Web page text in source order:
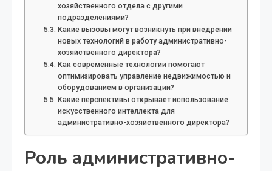
хозяйственного отдела с другими
подразделениями?
Какие вызовы могут возникнуть при внедрении
новых технологий в работу административно-
хозяйственного директора?
Как современные технологии помогают
оптимизировать управление недвижимостью и
оборудованием в организации?
Какие перспективы открывает использование
искусственного интеллекта для
административно-хозяйственного директора?
Роль административно-